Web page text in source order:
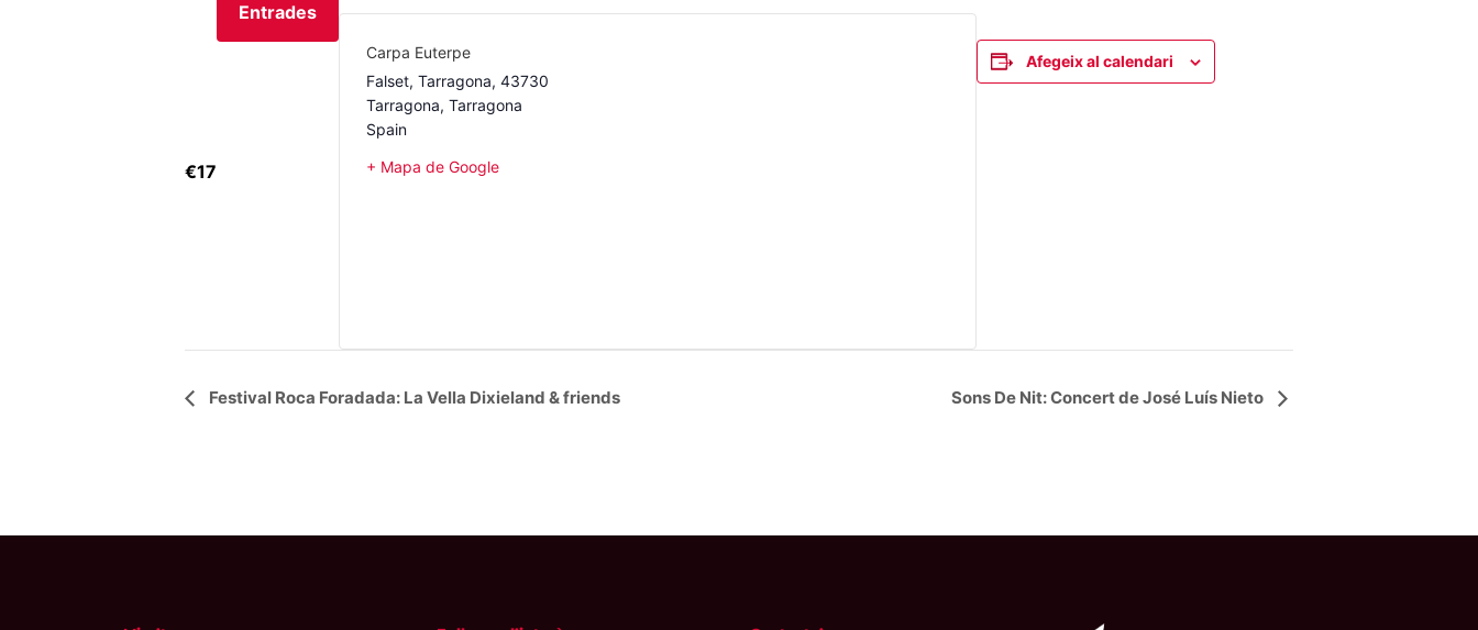
€17
Entrades
Carpa Euterpe
Falset, Tarragona, 43730
Tarragona, Tarragona
Spain
+ Mapa de Google
Afegeix al calendari
Navegació
Festival Roca Foradada: La Vella Dixieland & friends Sons De Nit: Concert de José Luís Nieto